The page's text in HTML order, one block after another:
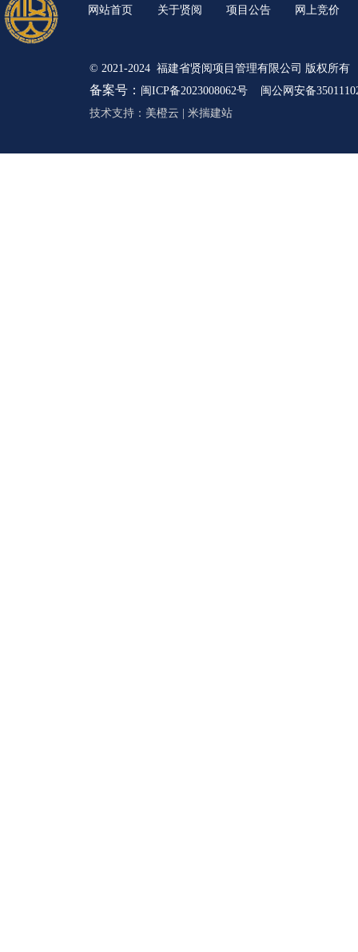
© 2021-2024 福建省贤阅项目管理有限公司 版权所有
备案号： 闽ICP备2023008062号
闽公网安备
技术支持： 美橙云 米揣建站
网站首页 关于贤阅 项目公告 网上竞价